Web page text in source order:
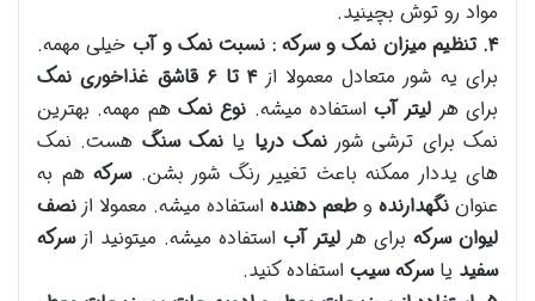
مواد رو توش بچینید.
۴.تنظیم میزان نمک و سرکه : نسبت نمک و آب خیلی مهمه.
برای یه شور متعادل معمولا از ۴ تا۶ قاشق غذاخوری نمک
برای هر لیتر آباستفاده میشه. نوع نمک هم مهمه. بهترین
نمک برای ترشی شورنمک دریا یانمک سنگ هست. نمک
های یددار ممکنه باعث تغییر رنگ شور بشن.سرکه هم به
عنوان نگهدارنده و طعم دهنده استفاده میشه. معمولا از نصف
لیوان سرکه برای هر لیتر آب استفاده میشه. میتونید ازسرکه
سفید یاسرکه سیب استفاده کنید.